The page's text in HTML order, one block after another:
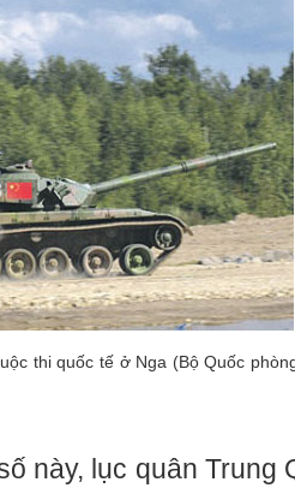
thi quốc tế ở Nga (Bộ Quốc
này, lục quân Trung